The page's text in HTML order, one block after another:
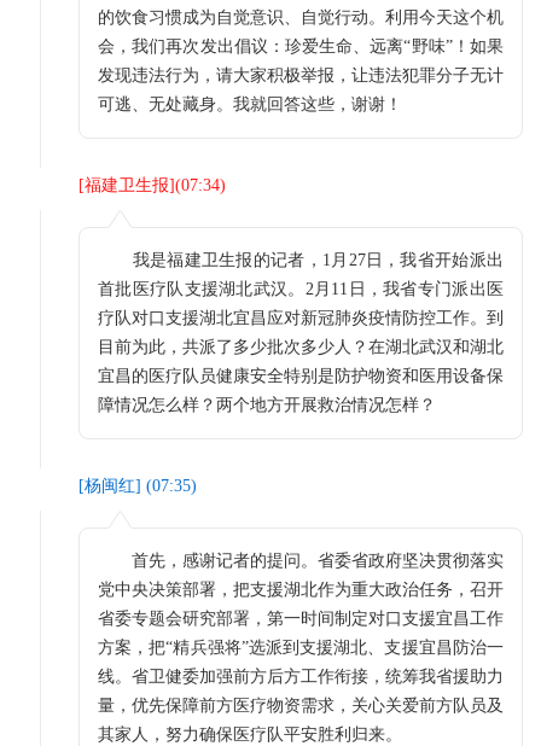
的饮食习惯成为自觉意识、自觉行动。利用今天这个机
会，我们再次发出倡议：珍爱生命、远离“野味”！如果
发现违法行为，请大家积极举报，让违法犯罪分子无计
可逃、无处藏身。我就回答这些，谢谢！
[福建卫生报](07:34)
我是福建卫生报的记者，1月27日，我省开始派出
首批医疗队支援湖北武汉。2月11日，我省专门派出医
疗队对口支援湖北宜昌应对新冠肺炎疫情防控工作。到
目前为此，共派了多少批次多少人？在湖北武汉和湖北
宜昌的医疗队员健康安全特别是防护物资和医用设备保
障情况怎么样？两个地方开展救治情况怎样？
[杨闽红] (07:35)
首先，感谢记者的提问。省委省政府坚决贯彻落实
党中央决策部署，把支援湖北作为重大政治任务，召开
省委专题会研究部署，第一时间制定对口支援宜昌工作
方案，把“精兵强将”选派到支援湖北、支援宜昌防治一
线。省卫健委加强前方后方工作衔接，统筹我省援助力
量，优先保障前方医疗物资需求，关心关爱前方队员及
其家人，努力确保医疗队平安胜利归来。